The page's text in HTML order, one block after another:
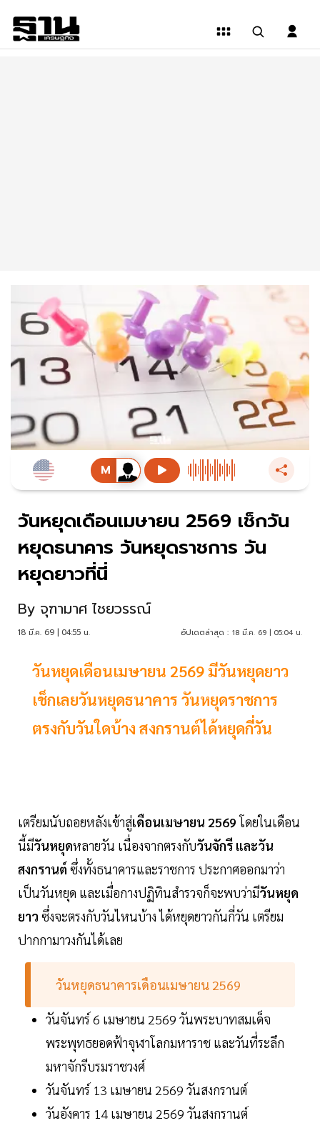
วันหยุดเดือนเมษายน 2569 เช็กวัน
หยุดธนาคาร วันหยุดราชการ วัน
หยุดยาวที่นี่
By จุฑามาศ ไชยวรรณ์
18 มี.ค. 69 | 04:55 น. อัปเดตล่าสุด : 18 มี.ค. 69 | 05:04 น.
วันหยุดเดือนเมษายน 2569 มีวันหยุดยาว
เช็กเลยวันหยุดธนาคาร วันหยุดราชการ
ตรงกับวันใดบ้าง สงกรานต์ได้หยุดกี่วัน
เตรียมนับถอยหลังเข้าสู่เดือนเมษายน 2569โดยในเดือน
นี้มีวันหยุดหลายวัน เนื่องจากตรงกับวันจักรี และวัน
สงกรานต์ ซึ่งทั้งธนาคารและราชการ ประกาศออกมาว่า
เป็นวันหยุด และเมื่อกางปฏิทินสำรวจก็จะพบว่ามีวันหยุด
ยาว ซึ่งจะตรงกับวันไหนบ้าง ได้หยุดยาวกันกี่วัน เตรียม
ปากกามาวงกันได้เลย
วันหยุดธนาคารเดือนเมษายน 2569
วันจันทร์ 6 เมษายน 2569 วันพระบาทสมเด็จ
พระพุทธยอดฟ้าจุฬาโลกมหาราช และวันที่ระลึก
มหาจักรีบรมราชวงศ์
วันจันทร์ 13 เมษายน 2569 วันสงกรานต์
วันอังคาร 14 เมษายน 2569 วันสงกรานต์